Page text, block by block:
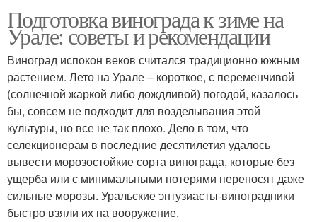
Подготовка винограда к зиме на
Урале: советы и рекомендации
Виноград испокон веков считался традиционно южным
растением. Лето на Урале – короткое, с переменчивой
(солнечной жаркой либо дождливой) погодой, казалось
бы, совсем не подходит для возделывания этой
культуры, но все не так плохо. Дело в том, что
селекционерам в последние десятилетия удалось
вывести морозостойкие сорта винограда, которые без
ущерба или с минимальными потерями переносят даже
сильные морозы. Уральские энтузиасты-виноградники
быстро взяли их на вооружение.